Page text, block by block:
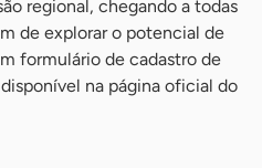
regional, chegando a todas
de explorar o potencial de
formulário de cadastro de
na página oficial do